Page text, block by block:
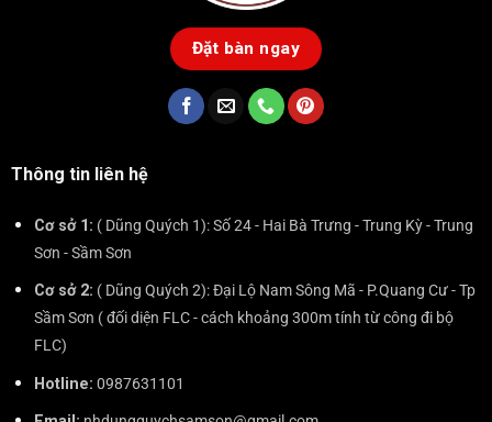
Đặt bàn ngay
Thông tin liên hệ
Cơ sở 1: ( Dũng Quých 1): Số 24 - Hai Bà Trưng - Trung Kỳ - Trung
Sơn - Sầm Sơn
Cơ sở 2: ( Dũng Quých 2): Đại Lộ Nam Sông Mã - P.Quang Cư - Tp
Sầm Sơn ( đối diện FLC - cách khoảng 300m tính từ công đi bộ
FLC)
Hotline: 0987631101